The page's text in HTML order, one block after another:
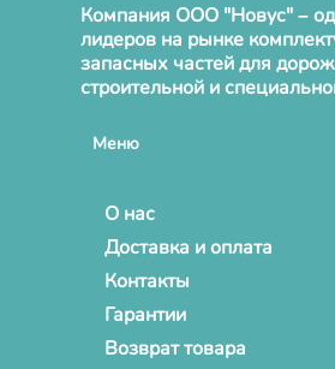
Компания ООО "Новус" –
лидеров на рынке
запасных частей для
строительной и
Меню
О нас
Доставка и оплата
Контакты
Гарантии
Возврат товара